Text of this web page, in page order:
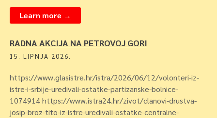
Learn more →
RADNA AKCIJA NA PETROVOJ GORI
15. LIPNJA 2026.
https://www.glasistre.hr/istra/2026/06/12/volonteri-iz-
istre-i-srbije-uredivali-ostatke-partizanske-bolnice-
1074914 https://www.istra24.hr/zivot/clanovi-drustva-
josip-broz-tito-iz-istre-uredivali-ostatke-centralne-